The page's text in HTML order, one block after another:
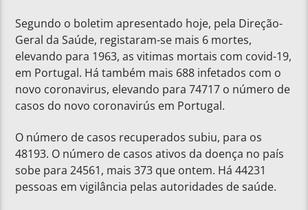
Segundo o boletim apresentado hoje, pela Direção-
Geral da Saúde, registaram-se mais 6 mortes,
elevando para 1963, as vitimas mortais com covid-19,
em Portugal. Há também mais 688 infetados com o
novo coronavirus, elevando para 74717 o número de
casos do novo coronavirús em Portugal.
O número de casos recuperados subiu, para os
48193. O número de casos ativos da doença no país
sobe para 24561, mais 373 que ontem. Há 44231
pessoas em vigilância pelas autoridades de saúde.